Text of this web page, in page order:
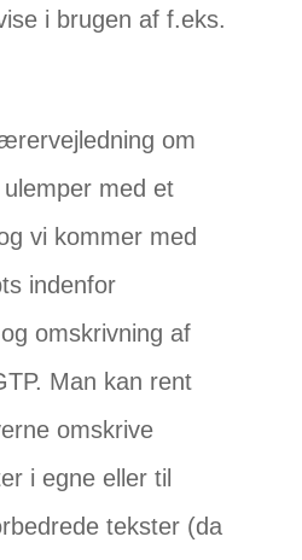
i brugen af f.eks.
om
med et
vi kommer med
indenfor
omskrivning af
Man kan rent
omskrive
i egne eller til
tekster (da